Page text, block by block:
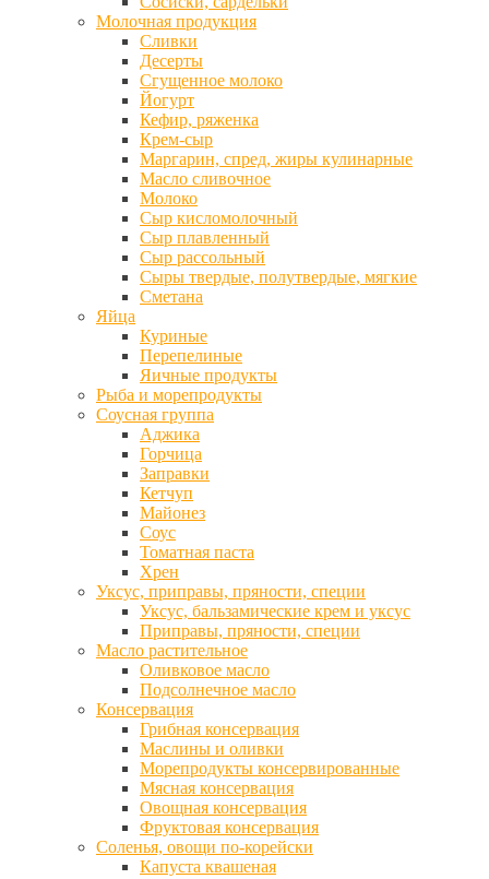
Молочная продукция
Сливки
Десерты
Сгущенное молоко
Йогурт
Кефир, ряженка
Крем-сыр
Маргарин, спред, жиры кулинарные
Масло сливочное
Молоко
Сыр кисломолочный
Сыр плавленный
Сыр рассольный
Сыры твердые, полутвердые, мягкие
Сметана
Яйца
Куриные
Перепелиные
Яичные продукты
Рыба и морепродукты
Соусная группа
Аджика
Горчица
Заправки
Кетчуп
Майонез
Соус
Томатная паста
Хрен
Уксус, приправы, пряности, специи
Уксус, бальзамические крем и уксус
Приправы, пряности, специи
Масло растительное
Оливковое масло
Подсолнечное масло
Консервация
Грибная консервация
Маслины и оливки
Морепродукты консервированные
Мясная консервация
Овощная консервация
Фруктовая консервация
Соленья, овощи по-корейски
Капуста квашеная